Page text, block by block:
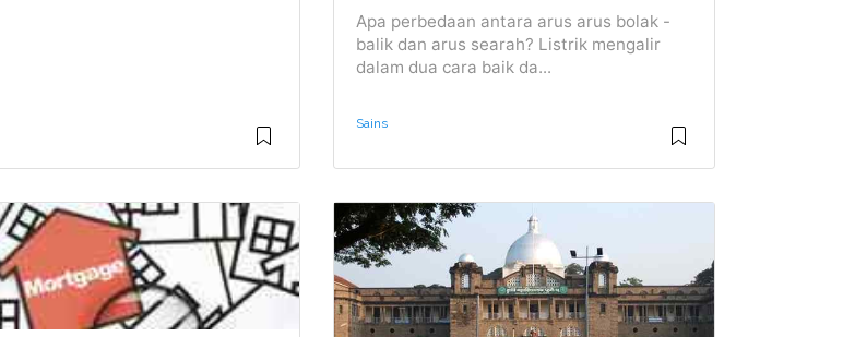
Apa perbedaan antara arus arus bolak -
balik dan arus searah? Listrik mengalir
dalam dua cara baik da...
Sains